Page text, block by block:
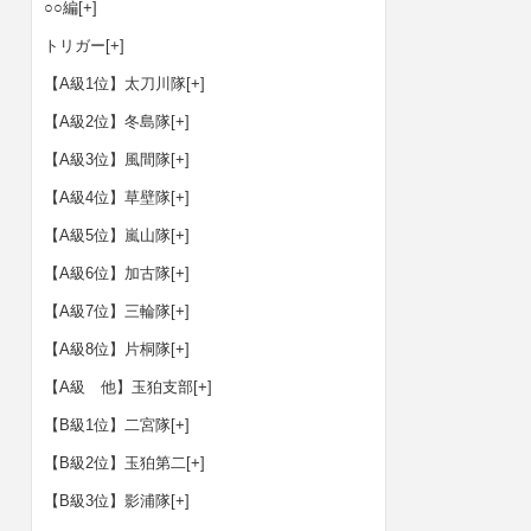
○○編[+]
トリガー [+]
【A級1位】太刀川隊[+]
【A級2位】冬島隊[+]
【A級3位】風間隊[+]
【A級4位】草壁隊[+]
【A級5位】嵐山隊[+]
【A級6位】加古隊[+]
【A級7位】三輪隊[+]
【A級8位】片桐隊[+]
【A級 他】玉狛支部[+]
【B級1位】二宮隊[+]
【B級2位】玉狛第二[+]
【B級3位】影浦隊[+]